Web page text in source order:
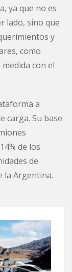
ya que no es
lado, sino que
y
como
con el
a
carga. Su base
de los
de
la Argentina.